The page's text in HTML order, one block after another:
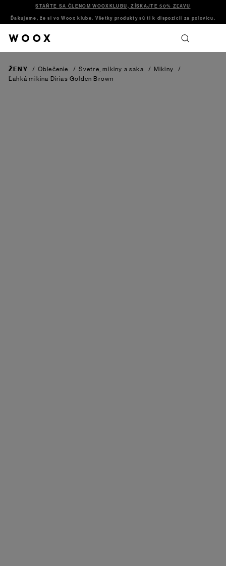
STAŇTE SA ČLENOM WOOXKLUBU, ZÍSKAJTE 50% ZĽAVU
Ďakujeme, že si vo Woox klube. Všetky produkty sú ti k dispozícii za polovicu.
ŽENY / Oblečenie / Svetre, mikiny a saka / Mikiny
/
Ľahká mikina Dirias Golden Brown